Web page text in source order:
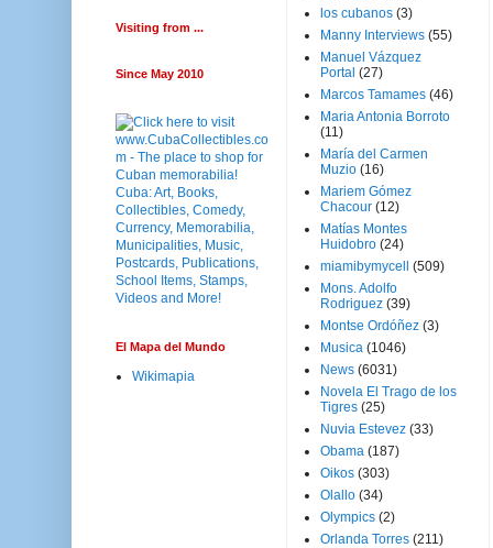
Visiting from ...
Since May 2010
El Mapa del Mundo
Wikimapia
los cubanos (3)
Manny Interviews (55)
Manuel Vázquez
Portal (27)
Marcos Tamames (46)
Maria Antonia Borroto
(11)
María del Carmen
Muzio (16)
Mariem Gómez
Chacour (12)
Matías Montes
Huidobro (24)
miamibymycell
(509)
Mons. Adolfo
Rodriguez (39)
Montse Ordóñez (3)
Musica (1046)
News (6031)
Novela El Trago de los
Tigres (25)
Nuvia Estevez (33)
Obama (187)
Oikos (303)
Olallo (34)
Olympics (2)
Orlanda Torres (211)